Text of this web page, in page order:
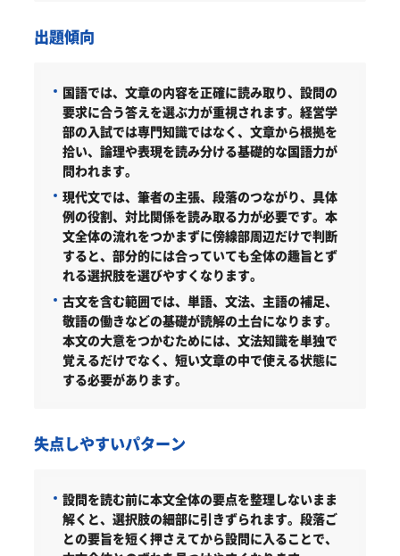
出題傾向
国語では、文章の内容を正確に読み取り、設問の
要求に合う答えを選ぶ力が重視されます。経営学
部の入試では専門知識ではなく、文章から根拠を
拾い、論理や表現を読み分ける基礎的な国語力が
問われます。
現代文では、筆者の主張、段落のつながり、具体
例の役割、対比関係を読み取る力が必要です。本
文全体の流れをつかまずに傍線部周辺だけで判断
すると、部分的には合っていても全体の趣旨とず
れる選択肢を選びやすくなります。
古文を含む範囲では、単語、文法、主語の補足、
敬語の働きなどの基礎が読解の土台になります。
本文の大意をつかむためには、文法知識を単独で
覚えるだけでなく、短い文章の中で使える状態に
する必要があります。
失点しやすいパターン
設問を読む前に本文全体の要点を整理しないまま
解くと、選択肢の細部に引きずられます。段落ご
との要旨を短く押さえてから設問に入ることで、